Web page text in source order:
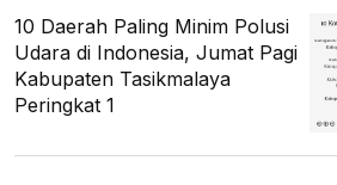
10 Daerah Paling Minim Polusi
Udara di Indonesia, Jumat Pagi
Kabupaten Tasikmalaya
Peringkat 1